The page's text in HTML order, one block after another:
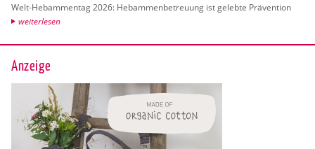
Welt-Heb­am­men­tag 2026: Heb­am­men­be­treu­ung ist ge­leb­te Prä­ven­ti­on
wei­ter­le­sen
Anzeige